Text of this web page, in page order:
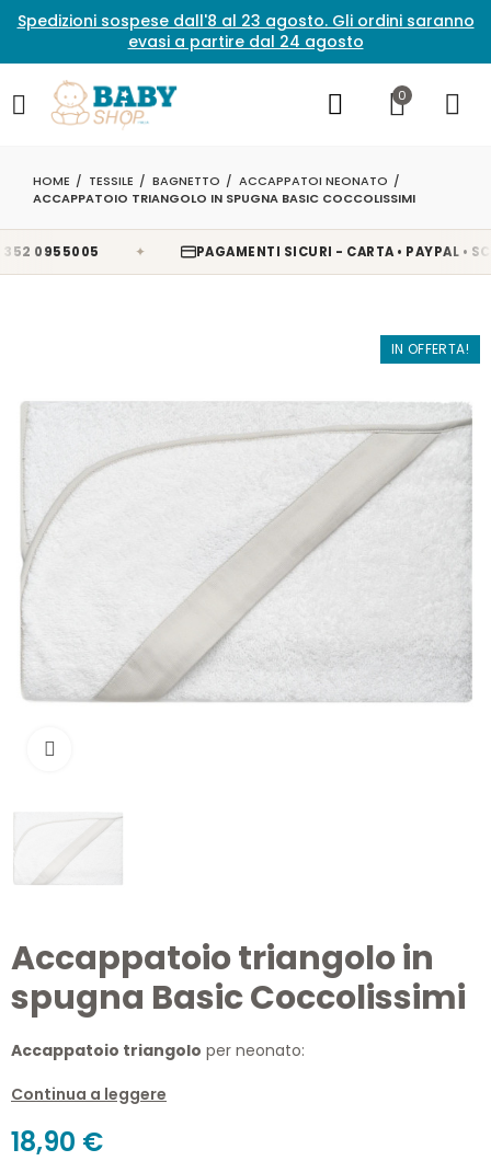
Spedizioni sospese dall'8 al 23 agosto. Gli ordini saranno
evasi a partire dal 24 agosto
0
HOME TESSILE BAGNETTO
ACCAPPATOI NEONATO
ACCAPPATOIO TRIANGOLO IN SPUGNA BASIC COCCOLISSIMI
0955005 PAGAMENTI SICURI - CARTA • PAYPAL •
IN OFFERTA!
Accappatoio triangolo in
spugna Basic Coccolissimi
Accappatoio triangolo per neonato:
Realizzato in spugna 100% cotone
Made in Italy
Continua a leggere
18,90 €